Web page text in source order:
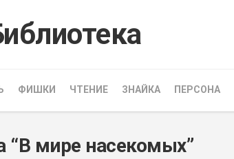
ФИШКИ ЧТЕНИЕ ЗНАЙКА ПЕРСОНА
“В мире насекомых”